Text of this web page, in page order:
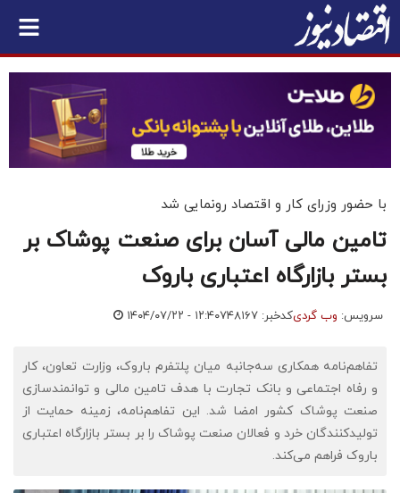
با حضور وزرای کار و اقتصاد رونمایی شد
تامین مالی آسان برای صنعت پوشاک بر
بستر بازارگاه اعتباری باروک
سرویس: وب گردیکدخبر: ۷۴۸۱۶۷ ۱۴۰۴/۰۷/۲۲ - ۱۲:۴۰
تفاهم‌نامه همکاری سه‌جانبه میان پلتفرم باروک، وزارت تعاون، کار
و رفاه اجتماعی و بانک تجارت با هدف تامین مالی و توانمندسازی
صنعت پوشاک کشور امضا شد. این تفاهم‌نامه، زمینه حمایت از
تولیدکنندگان خرد و فعالان صنعت پوشاک را بر بستر بازارگاه اعتباری
باروک فراهم می‌کند.